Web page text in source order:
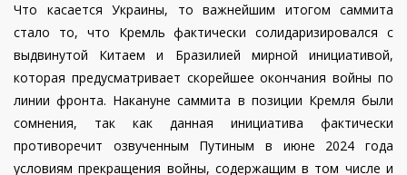
Что касается Украины, то важнейшим итогом саммита
стало то, что Кремль фактически солидаризировался с
выдвинутой Китаем и Бразилией мирной инициативой,
которая предусматривает скорейшее окончания войны по
линии фронта. Накануне саммита в позиции Кремля были
сомнения, так как данная инициатива фактически
противоречит озвученным Путиным в июне 2024 года
условиям прекращения войны, содержащим в том числе и